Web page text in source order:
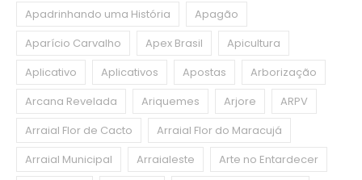
Apadrinhando uma História
Apagão
Aparício Carvalho
Apex Brasil
Apicultura
Aplicativo
Aplicativos Apostas
Arborização
Arcana Revelada
Ariquemes Arjore
ARPV
Arraial Flor de Cacto
Arraial Flor do Maracujá
Arraial Municipal
Arraialeste
Arte no Entardecer